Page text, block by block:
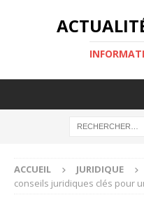
ACCUEIL JURIDIQUE
conseils juridiques clés pour